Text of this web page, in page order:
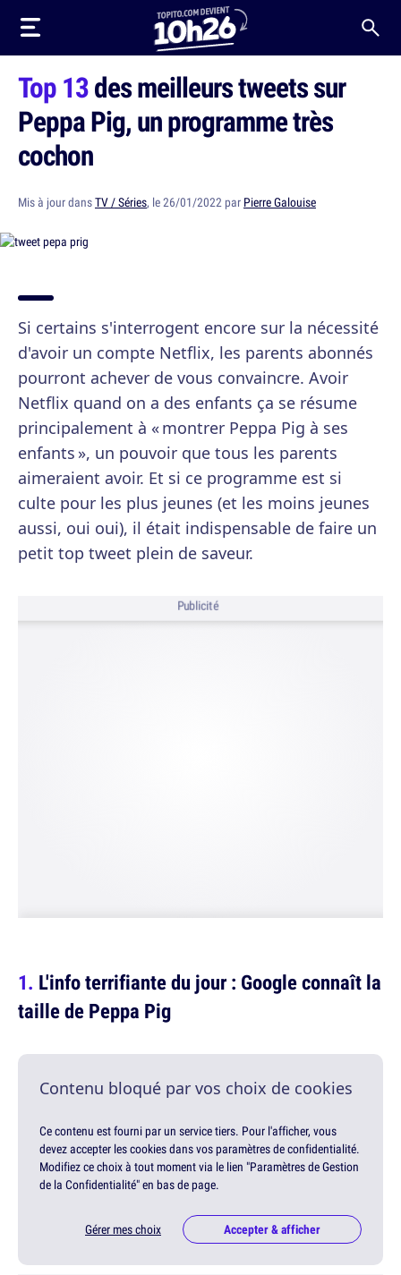
Top 13des meilleurs tweets sur
Peppa Pig, un programme très
cochon
Mis à jour dansTV / Séries, le 26/01/2022 par Pierre Galouise
Si certains s'interrogent encore sur la nécessité
d'avoir un compte Netflix, les parents abonnés
pourront achever de vous convaincre. Avoir
Netflix quand on a des enfants ça se résume
principalement à « montrer Peppa Pig à ses
enfants », un pouvoir que tous les parents
aimeraient avoir. Et si ce programme est si
culte pour les plus jeunes (et les moins jeunes
aussi, oui oui), il était indispensable de faire un
petit top tweet plein de saveur.
Publicité
L'info terrifiante du jour : Google connaît la
taille de Peppa Pig
Contenu bloqué par vos choix de cookies
Ce contenu est fourni par un service tiers. Pour l'afficher, vous
devez accepter les cookies dans vos paramètres de confidentialité.
Modifiez ce choix à tout moment via le lien "Paramètres de Gestion
de la Confidentialité" en bas de page.
Gérer mes choix Accepter & afficher